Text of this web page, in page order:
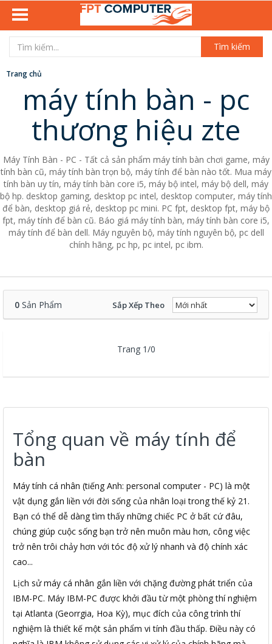
Tìm kiếm
Trang chủ
máy tính bàn - pc
thương hiệu zte
Máy Tính Bàn - PC - Tất cả sản phẩm máy tính bàn chơi game, máy
tính bàn cũ, máy tính bàn trọn bộ, máy tính để bàn nào tốt. Mua máy
tính bàn uy tín, máy tính bàn core i5, máy bộ intel, máy bộ dell, máy
bộ hp. desktop gaming, desktop pc intel, desktop computer, máy tính
để bàn, desktop giá rẻ, desktop pc mini. PC fpt, desktop fpt, máy bộ
fpt, máy tính để bàn cũ. Báo giá máy tính bàn, máy tính bàn core i5,
máy tính để bàn dell. Máy nguyên bộ, máy tính nguyên bộ, pc dell
chính hãng, pc hp, pc intel, pc ibm.
0 Sản Phẩm Sắp Xếp Theo
Trang 1/0
Tổng quan về máy tính để
bàn
Máy tính cá nhân (tiếng Anh: personal computer - PC) là một
vật dụng gắn liền với đời sống của nhân loại trong thế kỷ 21.
Bạn có thể dễ dàng tìm thấy những chiếc PC ở bất cứ đâu,
chúng giúp cuộc sống bạn trở nên muôn màu hơn, công việc
trở nên trôi chảy hơn với tóc độ xử lý nhanh và độ chính xác
cao...
Lịch sử máy cá nhân gắn liền với chặng đường phát triển của
IBM-PC. Máy IBM-PC được khởi đầu từ một phòng thí nghiệm
tại Atlanta (Georrgia, Hoa Kỳ), mục đích của công trình thí
nghiệm là thiết kế một sản phẩm vi tính đầu thấp. Điều này có